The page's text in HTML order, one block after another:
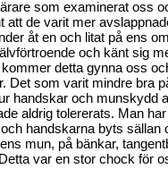
som examinerat oss
att de varit mer
åt en och litat på ens
och känt sig
detta gynna oss
Det som varit mindre bra
handskar och munskydd
aldrig tolererats. Man
handskarna byts sällan
mun, på bänkar,
var en stor chock för